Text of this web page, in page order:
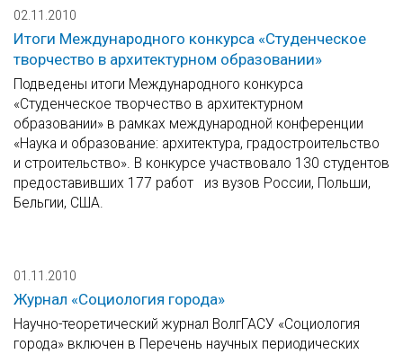
02.11.2010
Итоги Международного конкурса «Студенческое
творчество в архитектурном образовании»
Подведены итоги Международного конкурса
«Студенческое творчество в архитектурном
образовании» в рамках международной конференции
«Наука и образование: архитектура, градостроительство
и строительство». В конкурсе участвовало 130 студентов
предоставивших 177 работ из вузов России, Польши,
Бельгии, США.
01.11.2010
Журнал «Социология города»
Научно-теоретический журнал ВолгГАСУ «Социология
города» включен в Перечень научных периодических